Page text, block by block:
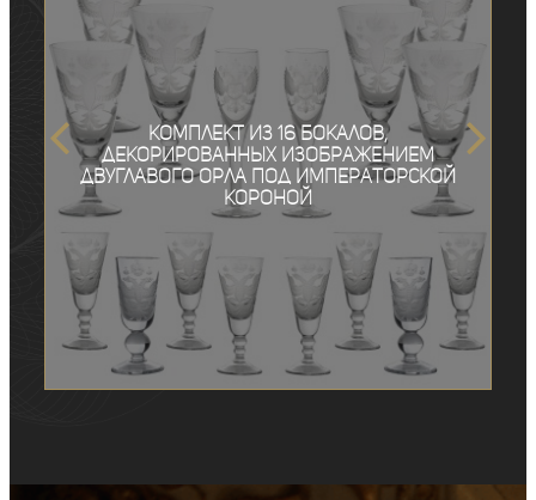
Комплект из 16 бокалов,
декорированных изображением
двуглавого орла под императорской
короной